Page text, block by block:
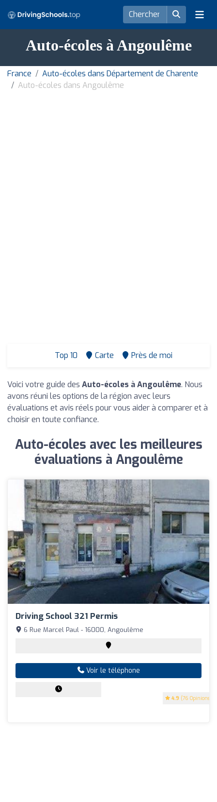
Auto-écoles à Angoulême
France
Auto-écoles dans Département de Charente
Auto-écoles dans Angoulême
Top 10 Carte Près de moi
Voici votre guide des Auto-écoles à Angoulême. Nous
avons réuni les options de la région avec leurs
évaluations et avis réels pour vous aider à comparer et à
choisir en toute confiance.
Auto-écoles avec les meilleures
évaluations à Angoulême
Driving School 321 Permis
4.9 (76 Opinions)
6 Rue Marcel Paul - 16000, Angoulême
Voir le téléphone